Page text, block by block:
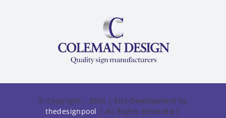
© Copyright - 2026 | Site Development by
thedesignpool | All Rights Reserved |